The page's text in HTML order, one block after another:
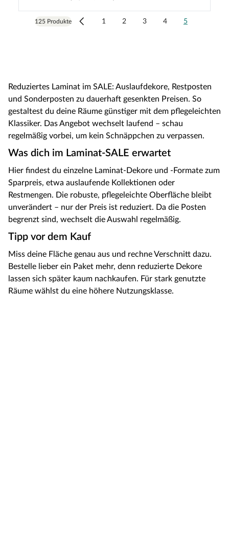
125 Produkte 1 2 3 4 5
Reduziertes Laminat im SALE: Auslaufdekore, Restposten
und Sonderposten zu dauerhaft gesenkten Preisen. So
gestaltest du deine Räume günstiger mit dem pflegeleichten
Klassiker. Das Angebot wechselt laufend – schau
regelmäßig vorbei, um kein Schnäppchen zu verpassen.
Was dich im Laminat-SALE erwartet
Hier findest du einzelne Laminat-Dekore und -Formate zum
Sparpreis, etwa auslaufende Kollektionen oder
Restmengen. Die robuste, pflegeleichte Oberfläche bleibt
unverändert – nur der Preis ist reduziert. Da die Posten
begrenzt sind, wechselt die Auswahl regelmäßig.
Tipp vor dem Kauf
Miss deine Fläche genau aus und rechne Verschnitt dazu.
Bestelle lieber ein Paket mehr, denn reduzierte Dekore
lassen sich später kaum nachkaufen. Für stark genutzte
Räume wählst du eine höhere Nutzungsklasse.